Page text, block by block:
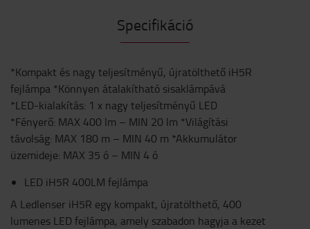
Specifikáció
*Kompakt és nagy teljesítményű, újratölthető iH5R
fejlámpa *Könnyen átalakítható sisaklámpává
*LED-kialakítás: 1 x nagy teljesítményű LED
*Fényerő: MAX 400 lm – MIN 20 lm *Világítási
távolság: MAX 180 m – MIN 40 m *Akkumulátor
üzemideje: MAX 35 ó – MIN 4 ó
LED iH5R 400LM fejlámpa
A Ledlenser iH5R egy kompakt, újratölthető, 400
lumenes LED fejlámpa, amely szabadon hagyja a kezet